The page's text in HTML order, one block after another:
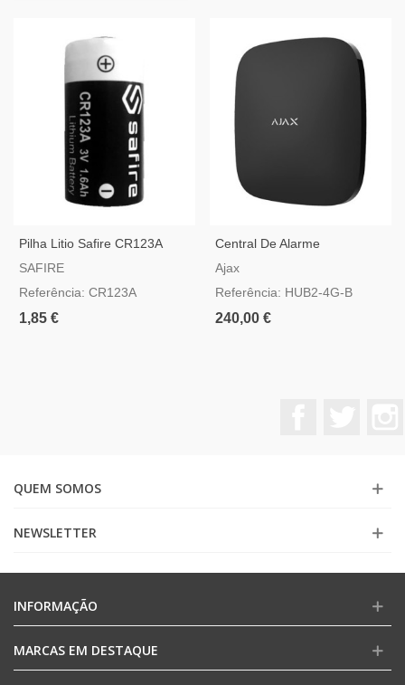
Pilha Litio Safire CR123A
SAFIRE
Referência: CR123A
1,85 €
Central De Alarme
Profissional Ajax Hub2-4G-B
Ajax
Referência: HUB2-4G-B
240,00 €
QUEM SOMOS
NEWSLETTER
INFORMAÇÃO
MARCAS EM DESTAQUE